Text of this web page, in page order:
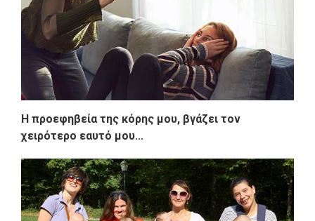
H προεφηβεία της κόρης μου, βγάζει τον
χειρότερο εαυτό μου...